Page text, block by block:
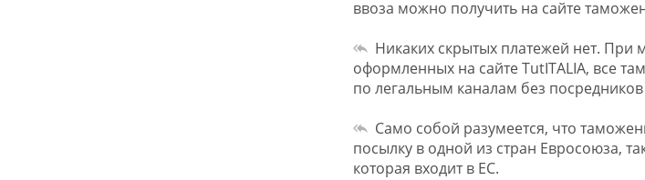
ввоза можно получить на сайте
Никаких скрытых платежей нет. При
оформленных на сайте TutITALIA, все
по легальным каналам без
Само собой разумеется, что
посылку в одной из стран Евросоюза,
которая входит в ЕС.